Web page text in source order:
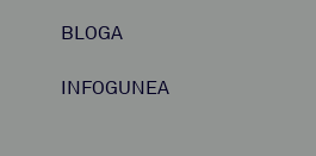
BLOGA
INFOGUNEA